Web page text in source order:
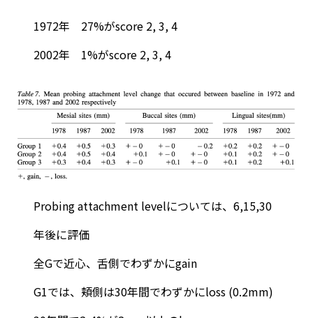
1972年 27%がscore 2, 3, 4
2002年 1%がscore 2, 3, 4
Probing attachment levelについては、6,15,30
年後に評価
全Gで近心、舌側でわずかにgain
G1では、頬側は30年間でわずかにloss (0.2mm)